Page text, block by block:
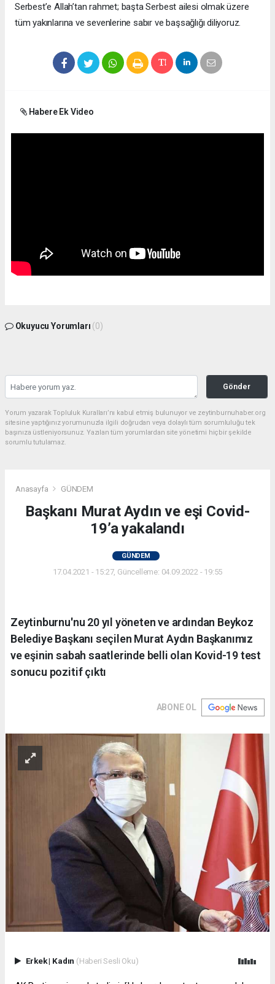
Serbest’e Allah’tan rahmet; başta Serbest ailesi olmak üzere
tüm yakınlarına ve sevenlerine sabır ve başsağlığı diliyoruz.
Habere Ek Video
Okuyucu Yorumları (0)
Gönder
Yorum yazarak Topluluk Kuralları’nı kabul etmiş bulunuyor ve zeytinburnuhaber.org
sitesine yaptığınız yorumunuzla ilgili doğrudan veya dolaylı tüm sorumluluğu tek
başınıza üstleniyorsunuz. Yazılan tüm yorumlardan site yönetimi hiçbir şekilde
sorumlu tutulamaz.
Anasayfa GÜNDEM
Başkanı Murat Aydın ve eşi Covid-
19’a yakalandı
GÜNDEM
17.04.2021 - 15:27, Güncelleme: 04.09.2022 - 19:55
Zeytinburnu'nu 20 yıl yöneten ve ardından Beykoz
Belediye Başkanı seçilen Murat Aydın Başkanımız
ve eşinin sabah saatlerinde belli olan Kovid-19 test
sonucu pozitif çıktı
ABONE OL
Erkek| Kadın (Haberi Sesli Oku)